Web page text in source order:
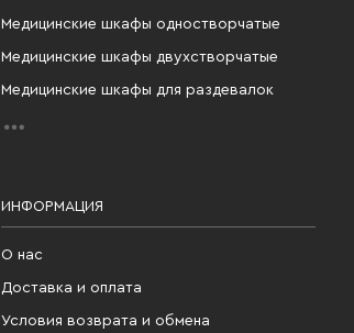
Медицинские шкафы одностворчатые
Медицинские шкафы двухстворчатые
Медицинские шкафы для раздевалок
ИНФОРМАЦИЯ
О нас
Доставка и оплата
Условия возврата и обмена